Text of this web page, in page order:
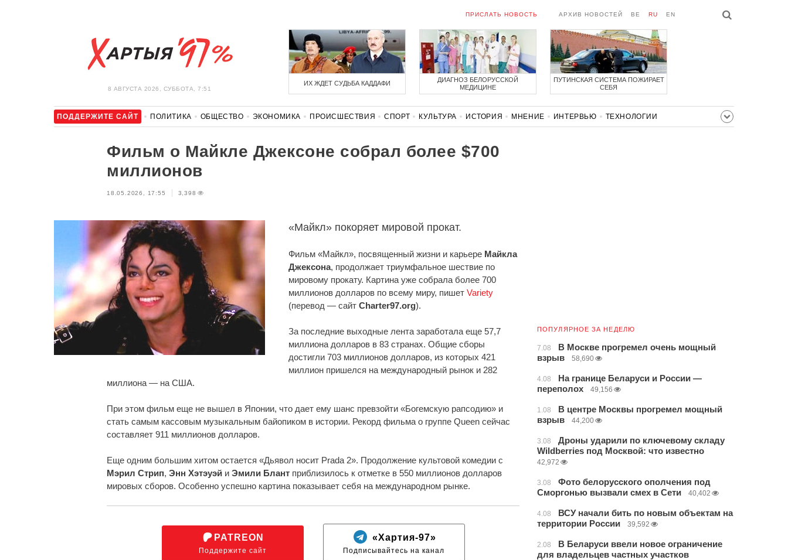
8 АВГУСТА 2026, СУББОТА, 7:51
ПРИСЛАТЬ НОВОСТЬ АРХИВ НОВОСТЕЙ BE RU EN
ИХ ЖДЕТ СУДЬБА КАДДАФИ
ДИАГНОЗ БЕЛОРУССКОЙ
МЕДИЦИНЕ
ПУТИНСКАЯ СИСТЕМА ПОЖИРАЕТ
СЕБЯ
ПОДДЕРЖИТЕ САЙТ ПОЛИТИКА ОБЩЕСТВО ЭКОНОМИКА ПРОИСШЕСТВИЯ СПОРТ КУЛЬТУРА ИСТОРИЯ МНЕНИЕ ИНТЕРВЬЮ
ТЕХНОЛОГИИ
Фильм о Майкле Джексоне собрал более $700
миллионов
18.05.2026, 17:55 3,398
«Майкл» покоряет мировой прокат.
Фильм «Майкл», посвященный жизни и карьере Майкла
Джексона, продолжает триумфальное шествие по
мировому прокату. Картина уже собрала более 700
миллионов долларов по всему миру, пишет Variety
(перевод — сайт Charter97.org).
За последние выходные лента заработала еще 57,7
миллиона долларов в 83 странах. Общие сборы
достигли 703 миллионов долларов, из которых 421
миллион пришелся на международный рынок и 282
миллиона — на США.
При этом фильм еще не вышел в Японии, что дает ему шанс превзойти «Богемскую рапсодию» и
стать самым кассовым музыкальным байопиком в истории. Рекорд фильма о группе Queen сейчас
составляет 911 миллионов долларов.
Еще одним большим хитом остается «Дьявол носит Prada 2». Продолжение культовой комедии с
Мэрил Стрип, Энн Хэтэуэй и Эмили Блант приблизилось к отметке в 550 миллионов долларов
мировых сборов. Особенно успешно картина показывает себя на международном рынке.
PATREON
Поддержите сайт
«Хартия-97»
Подписывайтесь на канал
ПОПУЛЯРНОЕ ЗА НЕДЕЛЮ
7.08
В Москве прогремел очень мощный
взрыв
58,690
4.08
На границе Беларуси и России —
переполох
49,156
1.08
В центре Москвы прогремел мощный
взрыв
44,200
3.08
Дроны ударили по ключевому складу
Wildberries под Москвой: что известно
42,972
3.08
Фото белорусского ополчения под
Сморгонью вызвали смех в Сети
40,402
4.08
ВСУ начали бить по новым объектам на
территории России
39,592
2.08
В Беларуси ввели новое ограничение
для владельцев частных участков